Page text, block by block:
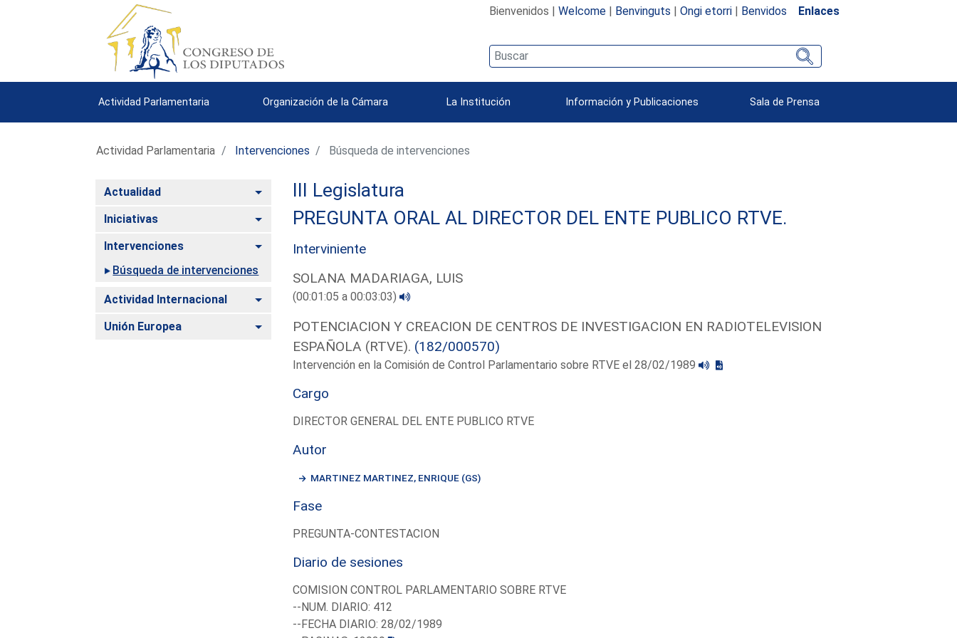
Bienvenidos | Welcome| Benvinguts | Ongi etorri| Benvidos Enlaces
Actividad Parlamentaria Organización de la Cámara La Institución Información y Publicaciones Sala de Prensa
Actividad Parlamentaria Intervenciones Búsqueda de intervenciones
Actualidad Alternar
Iniciativas Alternar
Intervenciones
Alternar
Búsqueda de intervenciones
Actividad Internacional Alternar
Unión Europea Alternar
III Legislatura
PREGUNTA ORAL AL DIRECTOR DEL ENTE PUBLICO RTVE.
Interviniente
SOLANA MADARIAGA, LUIS
(00:01:05 a 00:03:03)
POTENCIACION Y CREACION DE CENTROS DE INVESTIGACION EN RADIOTELEVISION
ESPAÑOLA (RTVE). (182/000570)
Intervención en la Comisión de Control Parlamentario sobre RTVE el 28/02/1989
Cargo
DIRECTOR GENERAL DEL ENTE PUBLICO RTVE
Autor
MARTINEZ MARTINEZ, ENRIQUE (GS)
Fase
PREGUNTA-CONTESTACION
Diario de sesiones
COMISION CONTROL PARLAMENTARIO SOBRE RTVE
--NUM. DIARIO: 412
--FECHA DIARIO: 28/02/1989